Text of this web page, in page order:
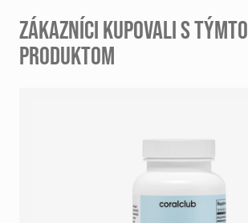
ZÁKAZNÍCI KUPOVALI S TÝMTO
PRODUKTOM